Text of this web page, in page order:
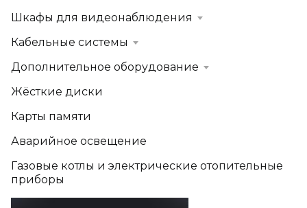
Шкафы для видеонаблюдения
Кабельные системы
Дополнительное оборудование
Жёсткие диски
Карты памяти
Аварийное освещение
Газовые котлы и электрические отопительные
приборы